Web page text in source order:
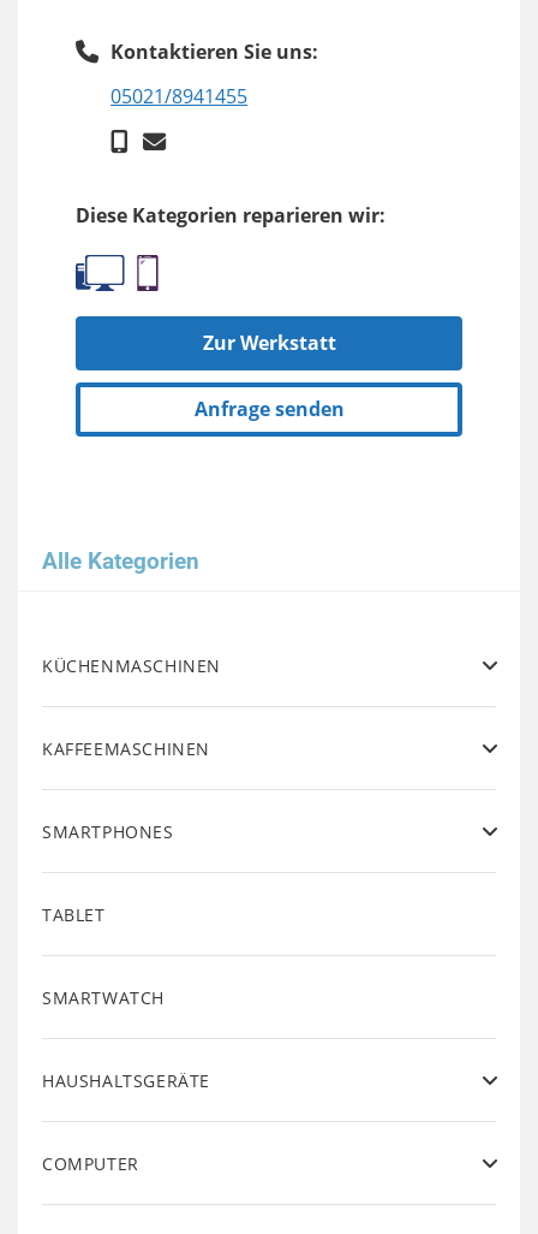
Kontaktieren Sie uns:
05021/8941455
Diese Kategorien reparieren wir:
Zur Werkstatt
Anfrage senden
Alle Kategorien
KÜCHENMASCHINEN
KAFFEEMASCHINEN
SMARTPHONES
TABLET
SMARTWATCH
HAUSHALTSGERÄTE
COMPUTER